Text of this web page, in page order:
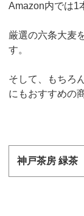
Amazon内では1
厳選の六条大麦
す。
そして、もちろ
にもおすすめの
神戸茶房 緑茶